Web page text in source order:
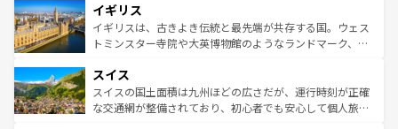
いる。シャンパンの発祥地であるランス、プロヴァンスの
香り高いラベンダー畑など、多彩な楽しみ方が可能だ。さ
らに、パリ以外の地域にも魅力が溢れており、どの街角に
れる地方に足を運ぶとそれぞれで全く異なる文化を体験で
きるだろう。 なお、新着のフランス情報はコンテンツ一覧
を参照してほしい。
顔を持つこの国は、どこを歩いても飽きることがない。ベ
ルリンの文化的活気、バイエルン州のアルプスの絶景、そ
してライン川沿いのワイン畑といった風景は必見。ビール
は、お酒好きな人にはぜひ体験してほしい。 なお、新着の
ドイツ情報はコンテンツ一覧を参照してほしい。
イギリス
イギリスは、古きよき伝統と最先端が共存する国。ウェス
トミンスター寺院や大英博物館のようなランドマーク、歴
リアごとに異なる魅力がある。また、優雅なアフタヌーン
ティー、ビール好きにはたまらない英国パブ、サッカー観
戦など、本場だからこそできる体験も豊富。イギリスを旅
スイス
スイスの国土面積は九州ほどの広さだが、運行時刻が正確
な交通網が整備されており、初心者でも安心して個人旅行